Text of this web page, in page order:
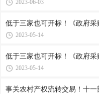
2023-06-03
低于三家也可开标！《政府
2023-05-14
低于三家也可开标！《政府
2023-05-14
事关农村产权流转交易！十